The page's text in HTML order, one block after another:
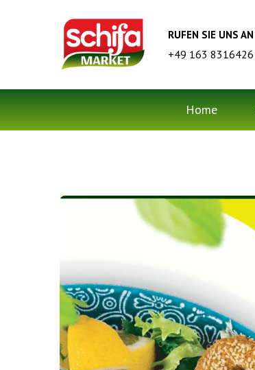
RUFEN SIE UNS AN
+49 163 8316426
Home